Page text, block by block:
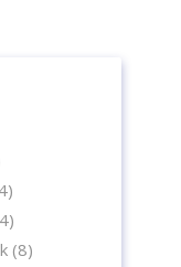
(8)